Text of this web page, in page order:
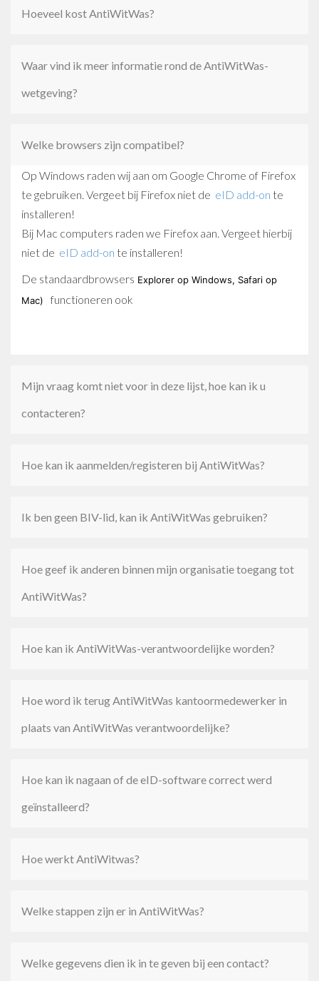
Hoeveel kost AntiWitWas?
Waar vind ik meer informatie rond de AntiWitWas-
wetgeving?
Welke browsers zijn compatibel?
Op Windows raden wij aan om Google Chrome of Firefox
te gebruiken. Vergeet bij Firefox niet de eID add-on te
installeren!
Bij Mac computers raden we Firefox aan. Vergeet hierbij
niet de eID add-on te installeren!
De standaardbrowsers Explorer op Windows, Safari op
Mac)
functioneren ook
Mijn vraag komt niet voor in deze lijst, hoe kan ik u
contacteren?
Hoe kan ik aanmelden/registeren bij AntiWitWas?
Ik ben geen BIV-lid, kan ik AntiWitWas gebruiken?
Hoe geef ik anderen binnen mijn organisatie toegang tot
AntiWitWas?
Hoe kan ik AntiWitWas-verantwoordelijke worden?
Hoe word ik terug AntiWitWas kantoormedewerker in
plaats van AntiWitWas verantwoordelijke?
Hoe kan ik nagaan of de eID-software correct werd
geïnstalleerd?
Hoe werkt AntiWitwas?
Welke stappen zijn er in AntiWitWas?
Welke gegevens dien ik in te geven bij een contact?